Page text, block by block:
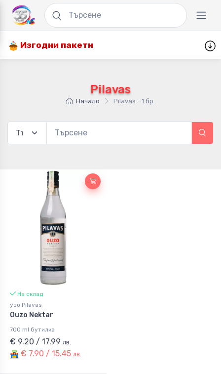
Изгодни пакети
Pilavas
Начало Pilavas - 1 бр.
На склад
узо Pilavas
Ouzo Nektar
700 ml бутилка
€ 9.20 / 17.99 лв.
€ 7.90 / 15.45 лв.